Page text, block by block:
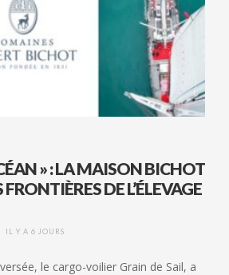
» : LA MAISON BICHOT
FRONTIÈRES DE L’ÉLEVAGE
IL Y A 6 JOURS
le cargo-voilier Grain de Sail, a